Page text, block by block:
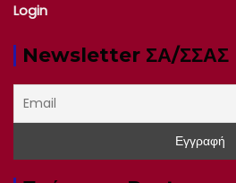
Login
Newsletter ΣΑ/ΣΣΑΣ